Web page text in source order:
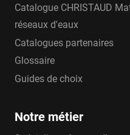
Catalogue CHRISTAUD
réseaux d'eaux
Catalogues partenaires
Glossaire
Guides de choix
Notre métier